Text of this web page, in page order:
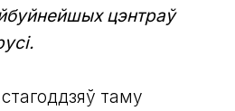
цэнтраў
таму